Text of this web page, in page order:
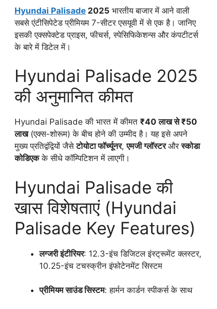
Hyundai Palisade 2025 भारतीय बाजार में आने वाली
सबसे एंटीसिपेटेड प्रीमियम 7-सीटर एसयूवी में से एक है। जानिए
इसकी एक्सपेक्टेड प्राइस, फीचर्स, स्पेसिफिकेशन्स और कंपटीटर्स
के बारे में डिटेल में।
Hyundai Palisade 2025
की अनुमानित कीमत
Hyundai Palisade की भारत में कीमत ₹40 लाख से ₹50
लाख(एक्स-शोरूम) के बीच होने की उम्मीद है। यह इसे अपने
मुख्य प्रतिद्वंद्वियों जैसेटोयोटा फॉर्च्यूनर,एमजी ग्लॉस्टरऔरस्कोडा
कोडिएकके सीधे कॉम्पिटिशन में लाएगी।
Hyundai Palisade की
खास विशेषताएं (Hyundai
Palisade Key Features)
लग्जरी इंटीरियर: 12.3-इंच डिजिटल इंस्ट्रूमेंट क्लस्टर,
10.25-इंच टचस्क्रीन इंफोटेनमेंट सिस्टम
प्रीमियम साउंड सिस्टम: हार्मन कार्डन स्पीकर्स के साथ